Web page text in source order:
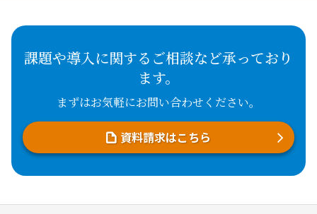
課題や導入に関するご相談など承っており
ます。
まずはお気軽にお問い合わせください。
資料請求はこちら